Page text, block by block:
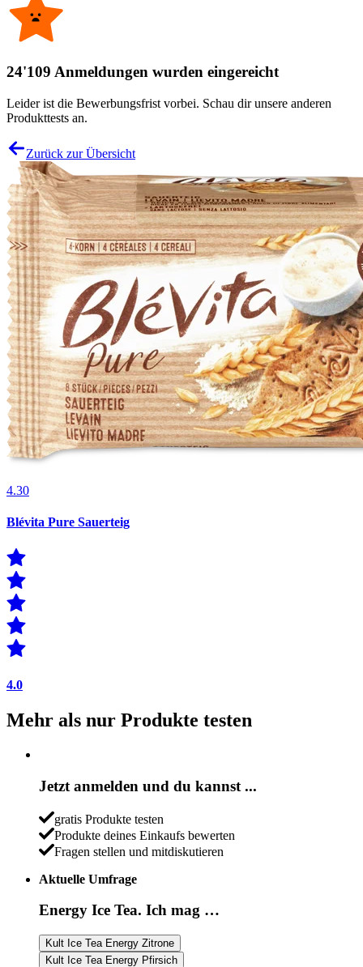
24'109 Anmeldungen wurden eingereicht
Leider ist die Bewerbungsfrist vorbei. Schau dir unsere anderen
Produkttests an.
Zurück zur Übersicht
4.30
Blévita Pure Sauerteig
4.0
Mehr als nur Produkte testen
Jetzt anmelden und du kannst ...
gratis Produkte testen
Produkte deines Einkaufs bewerten
Fragen stellen und mitdiskutieren
Aktuelle Umfrage
Energy Ice Tea. Ich mag …
Kult Ice Tea Energy Zitrone
Kult Ice Tea Energy Pfirsich